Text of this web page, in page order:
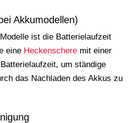
Akkumodellen)
ist die Batterielaufzeit
eine Heckenschere mit einer
um ständige
das Nachladen des Akkus zu